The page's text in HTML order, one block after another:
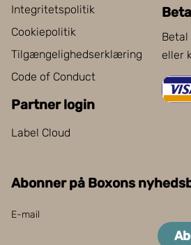
Integritetspolitik
Cookiepolitik
Tilgængelighedserklæring
Code of Conduct
Partner login
Label Cloud
eller
Abonner på Boxons
E-mail